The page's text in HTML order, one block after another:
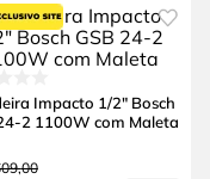
Impacto 1/2" Bosch
2 1100W com Maleta
,00